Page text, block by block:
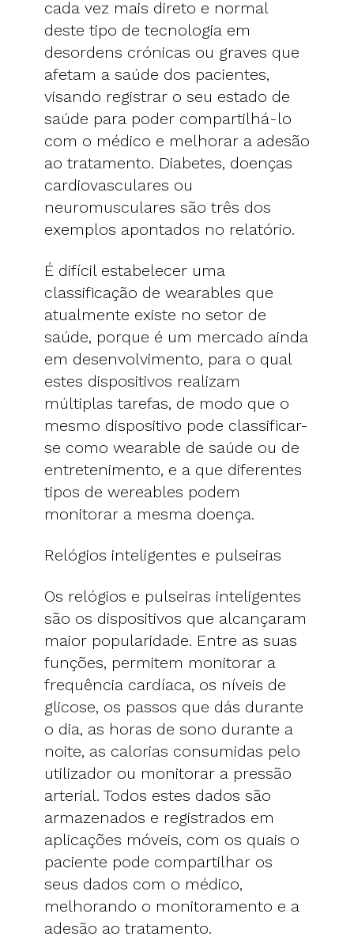
cada vez mais direto e normal
deste tipo de tecnologia em
desordens crónicas ou graves que
afetam a saúde dos pacientes,
visando registrar o seu estado de
saúde para poder compartilhá-lo
com o médico e melhorar a adesão
ao tratamento. Diabetes, doenças
cardiovasculares ou
neuromusculares são três dos
exemplos apontados no relatório.
É difícil estabelecer uma
classificação de wearables que
atualmente existe no setor de
saúde, porque é um mercado ainda
em desenvolvimento, para o qual
estes dispositivos realizam
múltiplas tarefas, de modo que o
mesmo dispositivo pode classificar-
se como wearable de saúde ou de
entretenimento, e a que diferentes
tipos de wereables podem
monitorar a mesma doença.
Relógios inteligentes e pulseiras
Os relógios e pulseiras inteligentes
são os dispositivos que alcançaram
maior popularidade. Entre as suas
funções, permitem monitorar a
frequência cardíaca, os níveis de
glicose, os passos que dás durante
o dia, as horas de sono durante a
noite, as calorias consumidas pelo
utilizador ou monitorar a pressão
arterial. Todos estes dados são
armazenados e registrados em
aplicações móveis, com os quais o
paciente pode compartilhar os
seus dados com o médico,
melhorando o monitoramento e a
adesão ao tratamento.